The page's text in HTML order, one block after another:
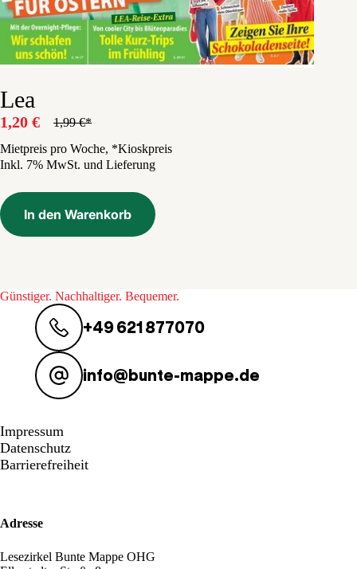
Lea
1,99€
Ursprünglicher
Preis
war:
1,20 €
Aktueller
Preis
ist:
Mietpreis pro Woche, *Kioskpreis
Inkl. 7% MwSt. und Lieferung
In den Warenkorb
Günstiger. Nachhaltiger. Bequemer.
+49 621 877070
info@bunte-mappe.de
Impressum
Datenschutz
Barrierefreiheit
Adresse
Lesezirkel Bunte Mappe OHG